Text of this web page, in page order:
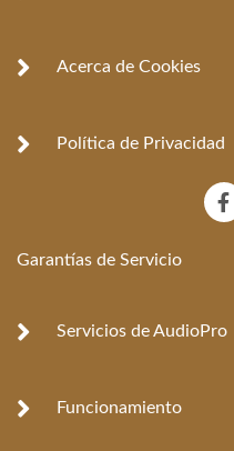
Acerca de Cookies
Política de Privacidad
F
a
k
Garantías de Servicio
Servicios de AudioPro
Funcionamiento